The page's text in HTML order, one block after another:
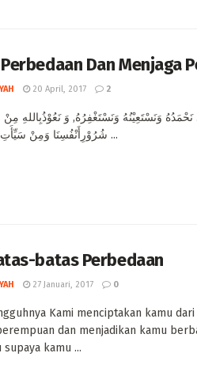
Dan Menjaga
20 April, 2017 2
شُرُوْرِأَنْفُسِنَا وَمِنْ سَيِّأَتِ أَعْمَا لِنَا, مَنْ يَهْدِ اللهُ ...
batas Perbedaan
27 Januari, 2017 0
Kami menciptakan kamu
dan menjadikan kamu
kamu ...